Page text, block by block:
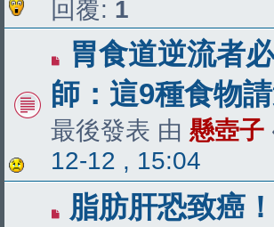
回覆: 1
胃食道逆流者
師：這9種食物
最後發表 由 懸壺子
12-12 , 15:04
脂肪肝恐致癌